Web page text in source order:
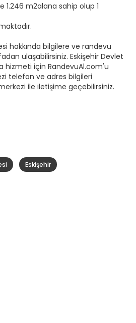
1.246 m2alana sahip olup 1
hakkında bilgilere ve randevu
ulaşabilirsiniz. Eskişehir Devlet
hizmeti için RandevuAl.com'u
telefon ve adres bilgileri
ile iletişime geçebilirsiniz.
Eskişehir